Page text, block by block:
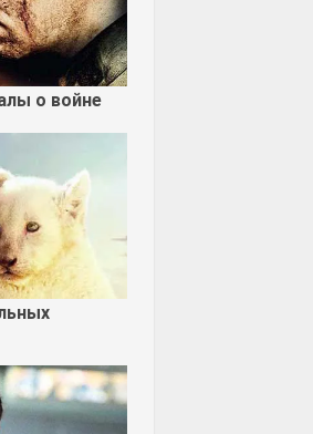
о войне